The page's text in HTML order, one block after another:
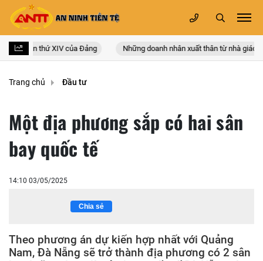
lần thứ XIV của Đảng Những doanh nhân xuất thân từ nhà giáo
Trang chủ Đầu tư
Một địa phương sắp có hai sân
bay quốc tế
14:10 03/05/2025
Chia sẻ
Theo phương án dự kiến hợp nhất với Quảng
Nam, Đà Nẵng sẽ trở thành địa phương có 2 sân